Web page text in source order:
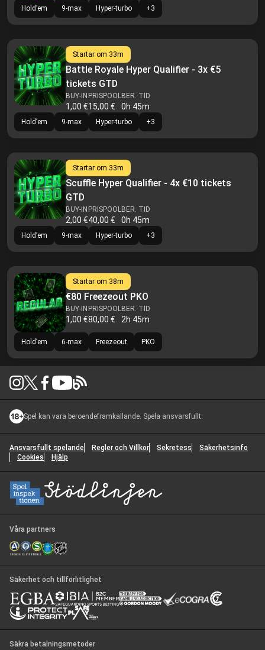
Hold’em 9-max Hyper-turbo +3
Startar om 33m
Battle Royale Hyper Qualifier - 3x €5
tickets GTD
BUY-IN
1,00 €
PRISPOOL
15,00 €
BER. TID
0h 45m
Hold’em 9-max Hyper-turbo +3
Startar om 33m
Scuffle Hyper Qualifier - 4x €10 tickets
GTD
BUY-IN
2,00 €
PRISPOOL
40,00 €
BER. TID
0h 45m
Hold’em 9-max Hyper-turbo +3
Startar om 38m
€80 Freezeout PKO
BUY-IN
1,00 €
PRISPOOL
80,00 €
BER. TID
2h 45m
Hold’em 6-max Freezeout PKO
Spel kan vara beroendeframkallande. Spela ansvarsfullt.
Ansvarsfullt spelande Regler och Villkor Sekretess
Säkerhetsinfo
Cookies
Hjälp
Våra partners
Säkerhet och tillförlitlighet
Säkra betalningsmetoder